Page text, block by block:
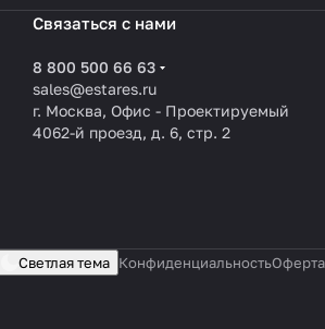
Связаться с нами
8 800 500 66 63
sales@estares.ru
г. Москва, Офис - Проектируемый
4062-й проезд, д. 6, стр. 2
Светлая тема КонфиденциальностьОферта